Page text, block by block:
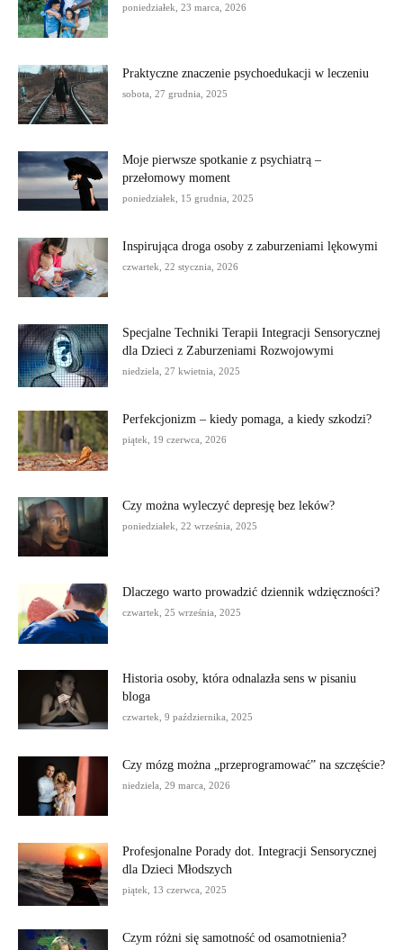
poniedziałek, 23 marca, 2026
Praktyczne znaczenie psychoedukacji w leczeniu
sobota, 27 grudnia, 2025
Moje pierwsze spotkanie z psychiatrą –
przełomowy moment
poniedziałek, 15 grudnia, 2025
Inspirująca droga osoby z zaburzeniami lękowymi
czwartek, 22 stycznia, 2026
Specjalne Techniki Terapii Integracji Sensorycznej
dla Dzieci z Zaburzeniami Rozwojowymi
niedziela, 27 kwietnia, 2025
Perfekcjonizm – kiedy pomaga, a kiedy szkodzi?
piątek, 19 czerwca, 2026
Czy można wyleczyć depresję bez leków?
poniedziałek, 22 września, 2025
Dlaczego warto prowadzić dziennik wdzięczności?
czwartek, 25 września, 2025
Historia osoby, która odnalazła sens w pisaniu
bloga
czwartek, 9 października, 2025
Czy mózg można „przeprogramować” na szczęście?
niedziela, 29 marca, 2026
Profesjonalne Porady dot. Integracji Sensorycznej
dla Dzieci Młodszych
piątek, 13 czerwca, 2025
Czym różni się samotność od osamotnienia?